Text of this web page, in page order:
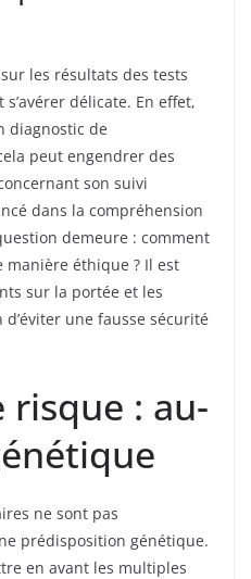
les résultats des tests
délicate. En effet,
diagnostic de
peut engendrer des
son suivi
dans la compréhension
demeure : comment
éthique ? Il est
sur la portée et les
une fausse sécurité
risque : au-
ne sont pas
prédisposition génétique.
en avant les multiples